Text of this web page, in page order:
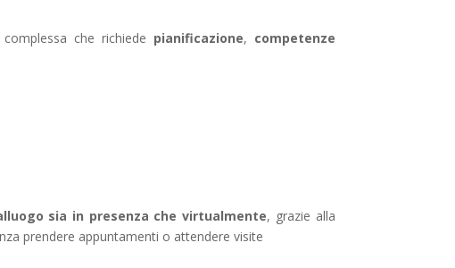
che richiede pianificazione, competenze
sia in presenza che virtualmente, grazie alla
prendere appuntamenti o attendere visite